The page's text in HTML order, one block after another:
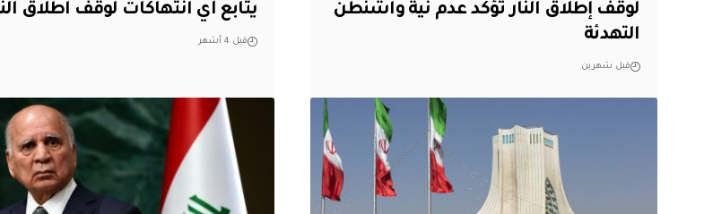
لوقف إطلاق النار تؤكد عدم نية واشنطن
التهدئة
قبل شهرين
يتابع أي انتهاكات لوقف اطلاق
قبل 4 أشهر